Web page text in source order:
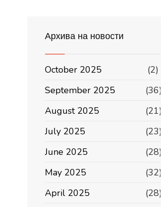
Архива на новости
October 2025
(2)
September 2025
(36)
August 2025
(21)
July 2025
(23)
June 2025
(28)
May 2025
(32)
April 2025
(28)